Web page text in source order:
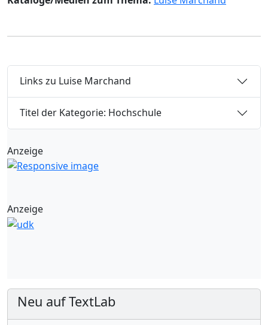
Links zu Luise Marchand
Titel der Kategorie: Hochschule
Anzeige
Anzeige
Neu auf TextLab